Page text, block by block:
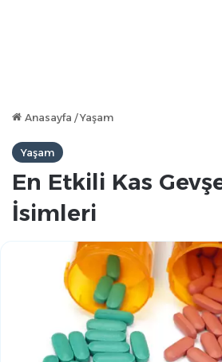
Anasayfa /Yaşam
Yaşam
En Etkili Kas
İsimleri